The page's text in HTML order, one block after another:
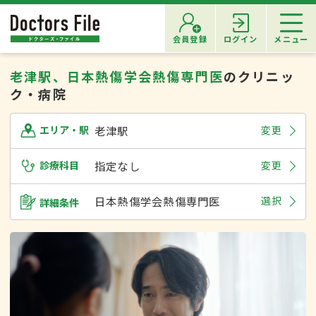
会員登録 ログイン メニュー
老津駅、日本熱傷学会熱傷専門医のクリニッ
ク・病院
エリア・駅 老津駅 変更
診療科目 指定なし 変更
詳細条件 日本熱傷学会熱傷専門医 選択